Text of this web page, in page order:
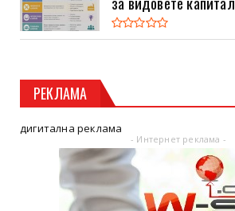
РЕКЛАМА
дигитална реклама
- Интернет реклама -